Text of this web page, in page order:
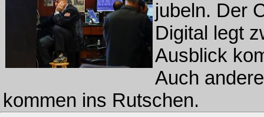
jubeln. Der
Digital legt
Ausblick
Auch
kommen ins Rutschen.